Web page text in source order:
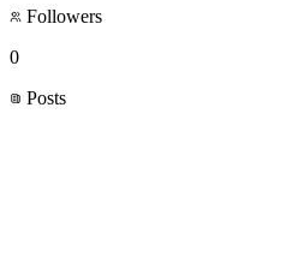
Followers
0
Posts